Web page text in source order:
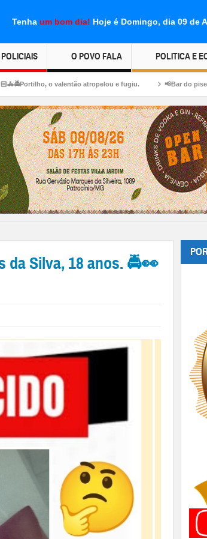
Tenha um bom dia! Hoje é Domingo, dia 09 de
O POVO FALA POLITICA E
atropelou e fugiu. 📢Bar do piseiro.
Silva, 18 anos. 🚔👀